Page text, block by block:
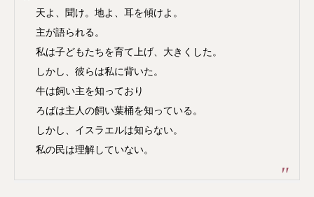
天よ、聞け。地よ、耳を傾けよ。
主が語られる。
私は子どもたちを育て上げ、大きくした。
しかし、彼らは私に背いた。
牛は飼い主を知っており
ろばは主人の飼い葉桶を知っている。
しかし、イスラエルは知らない。
私の民は理解していない。